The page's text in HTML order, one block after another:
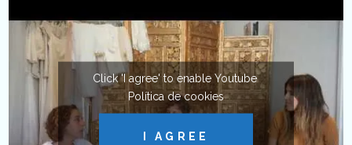
Click 'I agree' to enable Youtube
Política de cookies
I AGREE